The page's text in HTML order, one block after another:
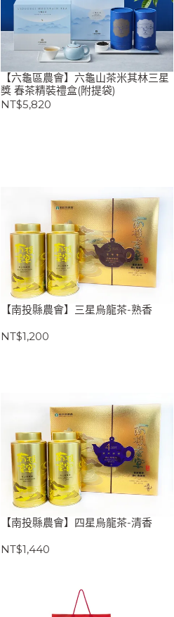
【六龜區農會】六龜山茶米其林三星
獎 春茶精裝禮盒(附提袋)
NT$5,820
【南投縣農會】三星烏龍茶-熟香
NT$1,200
【南投縣農會】四星烏龍茶-清香
NT$1,440